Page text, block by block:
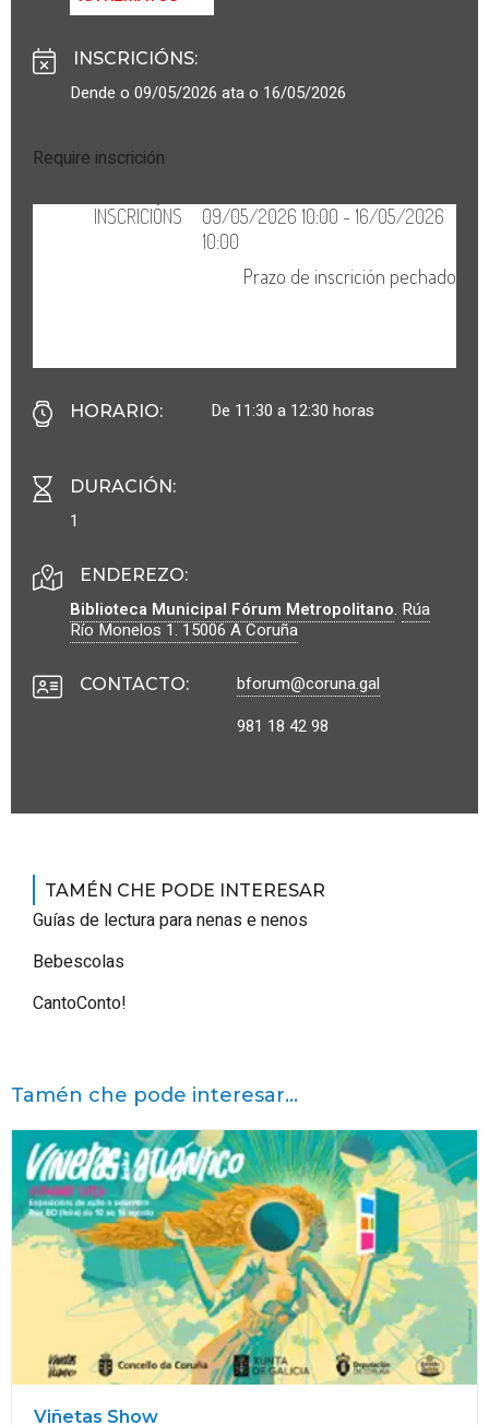
INSCRICIÓNS:
Dende o 09/05/2026 ata o 16/05/2026
Require inscrición
HORARIO: De 11:30 a 12:30 horas
DURACIÓN:
1
ENDEREZO:
Biblioteca Municipal Fórum Metropolitano. Rúa
Río Monelos 1.15006A Coruña
CONTACTO:
bforum@coruna.gal
981 18 42 98
TAMÉN CHE PODE INTERESAR
Guías de lectura para nenas e nenos
Bebescolas
CantoConto!
Tamén che pode interesar...
Viñetas Show